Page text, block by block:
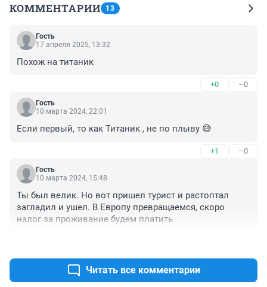
КОММЕНТАРИИ 13
Гость
17 апреля 2025, 13:32
Похож на титаник
+0 –0
Гость
10 марта 2024, 22:01
Если первый, то как Титаник , не по плыву 😅
+1 –0
Гость
10 марта 2024, 15:48
Ты был велик. Но вот пришел турист и растоптал
загладил и ушел. В Европу превращаемся, скоро
налог за проживание будем платить
Читать все комментарии